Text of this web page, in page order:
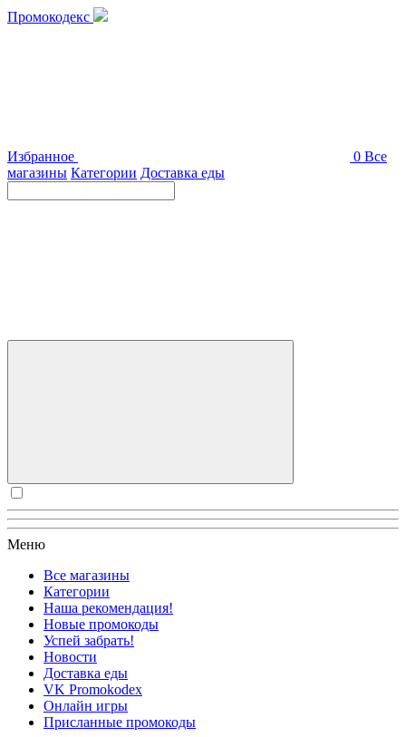
Промокодекс
Избранное 0 Все
магазины Категории Доставка еды
Меню
Все магазины
Категории
Наша рекомендация!
Новые промокоды
Успей забрать!
Новости
Доставка еды
VK Promokodex
Онлайн игры
Присланные промокоды